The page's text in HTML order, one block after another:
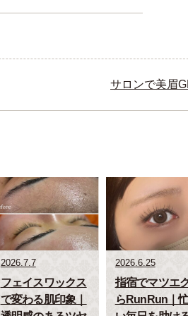
サロンで美眉
2026.7.7
フェイスワックス
で変わる肌印象｜
2026.6.25
指宿でマツエ
らRunRun｜